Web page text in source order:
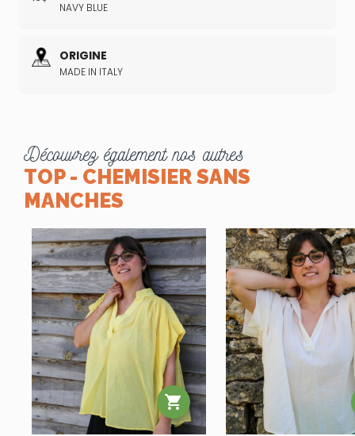
NAVY BLUE
ORIGINE
MADE IN ITALY
Découvrez également nos autres
TOP - CHEMISIER SANS
MANCHES
